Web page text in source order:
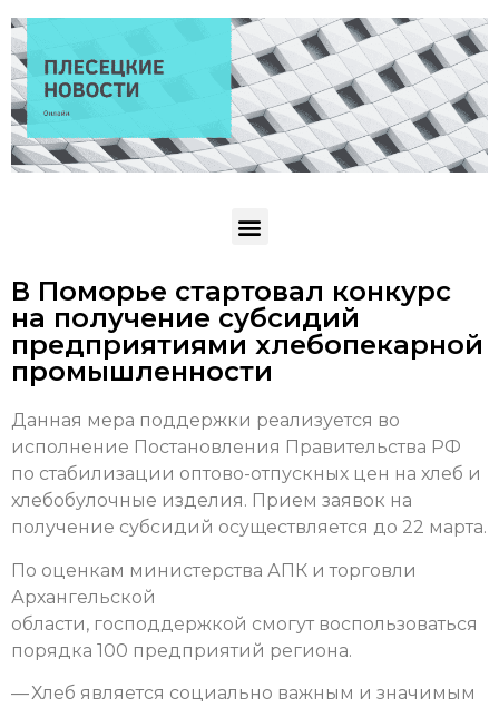
В Поморье стартовал конкурс
на получение субсидий
предприятиями хлебопекарной
промышленности
Данная мера поддержки реализуется во
исполнение Постановления Правительства РФ
по стабилизации оптово-отпускных цен на хлеб и
хлебобулочные изделия. Прием заявок на
получение субсидий осуществляется до 22 марта.
По оценкам министерства АПК и торговли
Архангельской
области, господдержкой смогут воспользоваться
порядка 100 предприятий региона.
— Хлеб является социально важным и значимым